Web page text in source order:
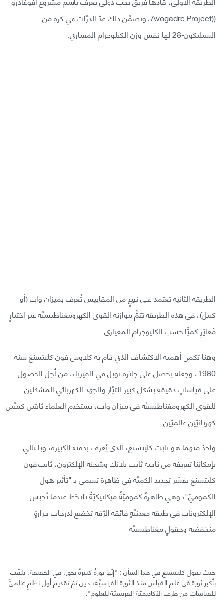
((Avogadro Project، وتضمَّن ذلك عدَّ الذرَّات في كرةٍ من
السيليكون-28 لها نفس وزن الكيلوجرام المعياري.
الطريقة الثانية تعتمد على نوعٍ من المقاييس تُعرف بميزان وات (أو
كيبل)، في هذه الطريقة تتمُّ موازنة القوى الكهرومغناطيسيَّة عبر اختبارٍ
مُعايَرٍ كميًّا حسب الكليوجرام المعياري.
وهنا تكمن أهمية الاكتشاف الذي قام به كلاوس فون كليتسنغ سنة
1980، وجعله يحصل على جائزة نوبل في الفيزياء، من أجل الحصول
على قياساتٍ دقيقةٍ بشكلٍ كبير للتيَّار والجهد الكهربائي المشكلين
للقوى الكهرومغناطيسيَّة في ميزان وات، يستخدم العلماء ثابتين كميَّين
كهربائيَّين عالميَّين.
واحدٌ منهما هو ثابت كليتسنغ، الذي يُعرف بدقته الكبيرة، وبالتالي
بإمكاننا تعريفه من ناحية ثابت بلانك وشحنة الإلكترون، ثابت فون
كليتسنغ يفسّر تحديد الكميَّة في ظاهرة تسمى بـ "تأثير هول
الكموميّ"، وهي ظاهرةٌ كموميَّةٌ ميكانيكيَّةٌ تلاحَظ عندما تُحبس
الإلكترونات في طبقة معدنيَّةٍ فائقة الرّقة تخضع لدرجات حرارةٍ
منخفضة وحقولٍ مغناطيسيَّة
حيث يقول كليتسنغ في هذا الشأن : "إنَّها ثورةٌ كبيرةٌ بحق، في الحقيقة، تلقَّب
بأكبر ثورة في علم القياس منذ الثورة الفرنسيَّة، حين تمَّ تقديم أول نظامٍ عالميٍّ
للقياسات من طرف الأكاديميَّة الفرنسيَّة للعلوم".